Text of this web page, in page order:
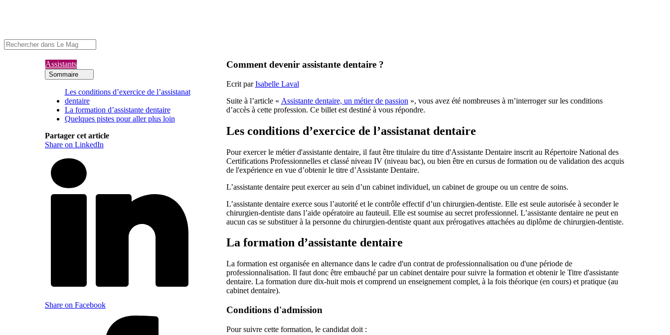
Assistants
Sommaire
Les conditions d’exercice de l’assistanat
dentaire
La formation d’assistante dentaire
Quelques pistes pour aller plus loin
Partager cet article
Share on LinkedIn
Share on Facebook
Comment devenir assistante dentaire ?
Ecrit parIsabelle Laval
Suite à l’article « Assistante dentaire, un métier de passion », vous avez été nombreuses à m’interroger sur les conditions
d’accès à cette profession. Ce billet est destiné à vous répondre.
Les conditions d’exercice de l’assistanat dentaire
Pour exercer le métier d'assistante dentaire, il faut être titulaire du titre d'Assistante Dentaire inscrit au Répertoire National des
Certifications Professionnelles et classé niveau IV (niveau bac), ou bien être en cursus de formation ou de validation des acquis
de l'expérience en vue d’obtenir le titre d’Assistante Dentaire.
L’assistante dentaire peut exercer au sein d’un cabinet individuel, un cabinet de groupe ou un centre de soins.
L’assistante dentaire exerce sous l’autorité et le contrôle effectif d’un chirurgien-dentiste. Elle est seule autorisée à seconder le
chirurgien-dentiste dans l’aide opératoire au fauteuil. Elle est soumise au secret professionnel. L’assistante dentaire ne peut en
aucun cas se substituer à la personne du chirurgien-dentiste quant aux prérogatives attachées au diplôme de chirurgien-dentiste.
La formation d’assistante dentaire
La formation est organisée en alternance dans le cadre d'un contrat de professionnalisation ou d'une période de
professionnalisation. Il faut donc être embauché par un cabinet dentaire pour suivre la formation et obtenir le Titre d'assistante
dentaire. La formation dure dix-huit mois et comprend un enseignement complet, à la fois théorique (en cours) et pratique (au
cabinet dentaire).
Conditions d'admission
Pour suivre cette formation, le candidat doit :